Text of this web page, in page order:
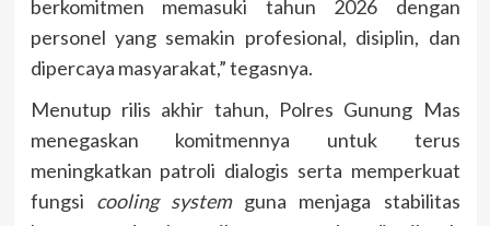
berkomitmen memasuki tahun 2026 dengan
personel yang semakin profesional, disiplin, dan
dipercaya masyarakat,” tegasnya.
Menutup rilis akhir tahun, Polres Gunung Mas
menegaskan komitmennya untuk terus
meningkatkan patroli dialogis serta memperkuat
fungsi cooling systemguna menjaga stabilitas